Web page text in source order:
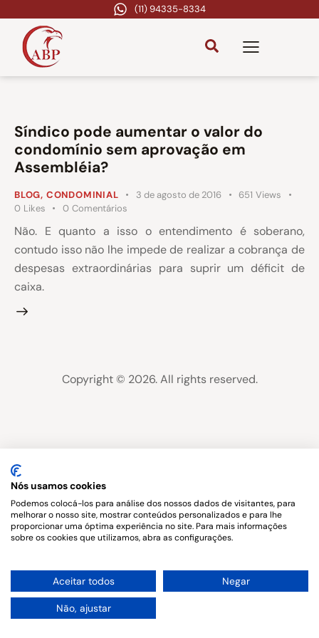
(11) 94335-8334
Síndico pode aumentar o valor do
condomínio sem aprovação em
Assembléia?
BLOG, CONDOMINIAL 3 de agosto de 2016 651 Views
0 Likes 0 Comentários
Não. E quanto a isso o entendimento é soberano,
contudo isso não lhe impede de realizar a cobrança de
despesas extraordinárias para suprir um déficit de
caixa.
Copyright © 2026. All rights reserved.
Nós usamos cookies
Podemos colocá-los para análise dos nossos dados de visitantes, para
melhorar o nosso site, mostrar conteúdos personalizados e para lhe
proporcionar uma óptima experiência no site. Para mais informações
sobre os cookies que utilizamos, abra as configurações.
Aceitar todos Negar
Não, ajustar